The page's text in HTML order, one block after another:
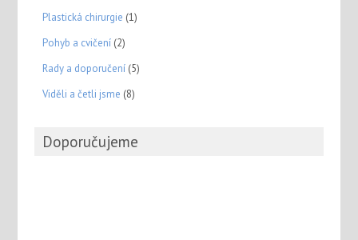
Plastická chirurgie (1)
Pohyb a cvičení(2)
Rady a doporučení(5)
Viděli a četli jsme (8)
Doporučujeme